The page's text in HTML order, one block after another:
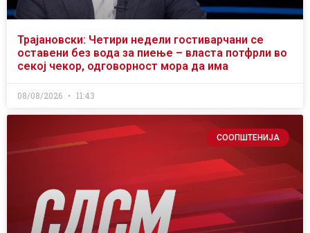
Трајановски: Четири недели гостиварчани се
оставени без вода за пиење – власта потфрли во
секој чекор, одговорност мора да има
08/08/2026 11:43
СООПШТЕНИЈА